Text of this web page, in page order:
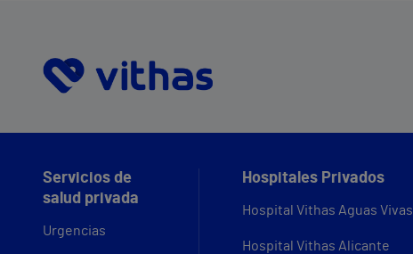
Servicios de
salud privada
Urgencias
Hospitales Privados
Hospital Vithas Aguas Vivas
Hospital Vithas Alicante